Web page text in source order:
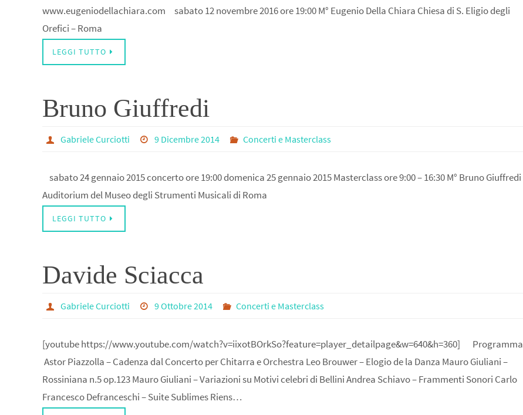
www.eugeniodellachiara.com sabato 12 novembre 2016 ore 19:00 M° Eugenio Della Chiara Chiesa di S. Eligio degli
Orefici – Roma
LEGGI TUTTO
Bruno Giuffredi
Gabriele Curciotti 9 Dicembre 2014 Concerti e Masterclass
sabato 24 gennaio 2015 concerto ore 19:00 domenica 25 gennaio 2015 Masterclass ore 9:00 – 16:30 M° Bruno Giuffredi
Auditorium del Museo degli Strumenti Musicali di Roma
LEGGI TUTTO
Davide Sciacca
Gabriele Curciotti 9 Ottobre 2014 Concerti e Masterclass
[youtube https://www.youtube.com/watch?v=iixotBOrkSo?feature=player_detailpage&w=640&h=360] Programma
Astor Piazzolla – Cadenza dal Concerto per Chitarra e Orchestra Leo Brouwer – Elogio de la Danza Mauro Giuliani –
Rossiniana n.5 op.123 Mauro Giuliani – Variazioni su Motivi celebri di Bellini Andrea Schiavo – Frammenti Sonori Carlo
Francesco Defranceschi – Suite Sublimes Riens…